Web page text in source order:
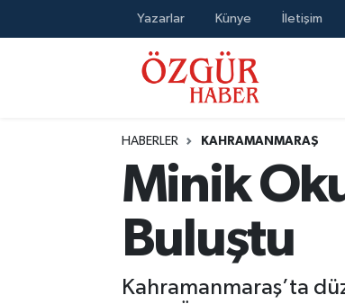
Yazarlar Künye İletişim
HABERLER KAHRAMANMARAŞ
Minik
Buluştu
Kahramanmaraş’ta
MODA - GÜZELLİK
Nöbetçi Eczaneler
Trafik Durumu
Süper Lig Puan Durumu ve Fikstür
Tüm Manşetler